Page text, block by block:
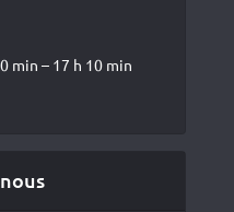
min – 17 h 10 min